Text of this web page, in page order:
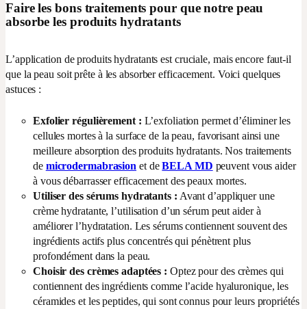
Faire les bons traitements pour que notre peau
absorbe les produits hydratants
L’application de produits hydratants est cruciale, mais encore faut-il
que la peau soit prête à les absorber efficacement. Voici quelques
astuces :
Exfolier régulièrement : L’exfoliation permet d’éliminer les
cellules mortes à la surface de la peau, favorisant ainsi une
meilleure absorption des produits hydratants. Nos traitements
de microdermabrasion et deBELA MD peuvent vous aider
à vous débarrasser efficacement des peaux mortes.
Utiliser des sérums hydratants : Avant d’appliquer une
crème hydratante, l’utilisation d’un sérum peut aider à
améliorer l’hydratation. Les sérums contiennent souvent des
ingrédients actifs plus concentrés qui pénètrent plus
profondément dans la peau.
Choisir des crèmes adaptées : Optez pour des crèmes qui
contiennent des ingrédients comme l’acide hyaluronique, les
céramides et les peptides, qui sont connus pour leurs propriétés